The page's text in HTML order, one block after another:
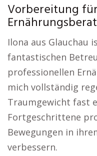
Vorbereitung
Ilona aus Glauchau
fantastischen
professionellen
mich vollständig
Traumgewicht fast
Fortgeschrittene
Bewegungen in
verbessern.